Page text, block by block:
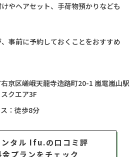
やヘアセット、手荷物預かりなども
事前に予約しておくことをおすすめ
京区嵯峨天龍寺造路町20-1 嵐電嵐山駅
クエア3F
：徒歩8分
ンタル Ifu.の口コミ評
プランをチェック